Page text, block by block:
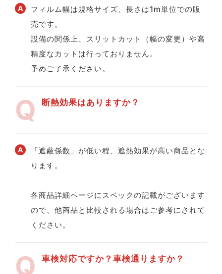
フィルム幅は規格サイズ、長さは1m単位での販
売です。
設備の関係上、スリットカット（幅の変更）や高
精度なカットは行っておりません。
予めご了承ください。
断熱効果はありますか？
「遮蔽係数」が低い程、遮熱効果が高い商品とな
ります。
各商品詳細ページにスペックの記載がございます
ので、他商品と比較される場合はご参考にされて
ください。
車検対応ですか？車検通りますか？